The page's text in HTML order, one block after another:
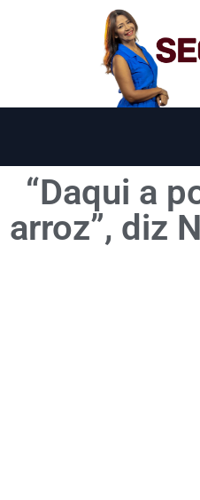
“Daqui a
arroz”, diz